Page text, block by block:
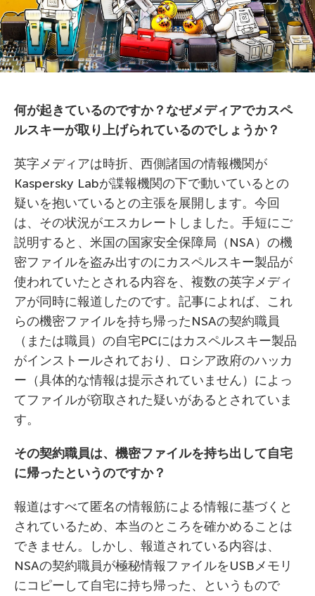
何が起きているのですか？なぜメディアでカスペ
ルスキーが取り上げられているのでしょうか？
英字メディアは時折、西側諸国の情報機関が
Kaspersky Labが諜報機関の下で動いているとの
疑いを抱いているとの主張を展開します。今回
は、その状況がエスカレートしました。手短にご
説明すると、米国の国家安全保障局（NSA）の機
密ファイルを盗み出すのにカスペルスキー製品が
使われていたとされる内容を、複数の英字メディ
アが同時に報道したのです。記事によれば、これ
らの機密ファイルを持ち帰ったNSAの契約職員
（または職員）の自宅PCにはカスペルスキー製品
がインストールされており、ロシア政府のハッカ
ー（具体的な情報は提示されていません）によっ
てファイルが窃取された疑いがあるとされていま
す。
その契約職員は、機密ファイルを持ち出して自宅
に帰ったというのですか？
報道はすべて匿名の情報筋による情報に基づくと
されているため、本当のところを確かめることは
できません。しかし、報道されている内容は、
NSAの契約職員が極秘情報ファイルをUSBメモリ
にコピーして自宅に持ち帰った、というもので